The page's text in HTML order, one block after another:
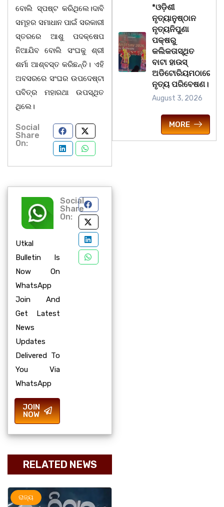
ବୋଲି ସ୍ପଷ୍ଟ କରିଥିଲେ।ଦାବି
ସମୂହର ସମାଧାନ ପାଇଁ ସରକାରୀ
ସ୍ତରରେ ଆଶୁ ପଦକ୍ଷେପ
ନିଆଯିବ ବୋଲି ସଂଘକୁ ଶ୍ରୀ
ଶର୍ମା ଆଶ୍ବସ୍ତ କରିଛନ୍ତି। ଏହି
ଅବସରରେ ସଂଘର ଉପଦେଷ୍ଟା
ପବିତ୍ର ମହାରଥା ଉପସ୍ଥିତ
ଥିଲେ।
Social
Share
On:
Utkal
Bulletin Is
Now On
WhatsApp
Join And
Get Latest
News
Updates
Delivered To
You Via
WhatsApp
JOIN
NOW
Social
Share
On:
RELATED NEWS
ଅପରାଧ ରାଜ୍ୟ
*ଓଡ଼ିଶୀ
ନୃତ୍ୟାନୁଷ୍ଠାନ
ନୃତ୍ୟନିପୁଣା
ପକ୍ଷରୁ
କଲିକତାସ୍ଥିତ
ବାଟା ହାଉସ୍
ଅଡିଟୋରିୟମଠାରେ
ନୃତ୍ୟ ପରିବେଷଣ।
August 3, 2026
MORE